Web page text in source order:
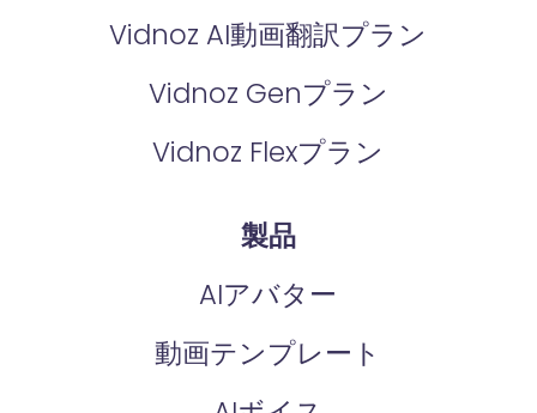
Vidnoz AI動画翻訳プラン
Vidnoz Genプラン
Vidnoz Flexプラン
製品
AIアバター
動画テンプレート